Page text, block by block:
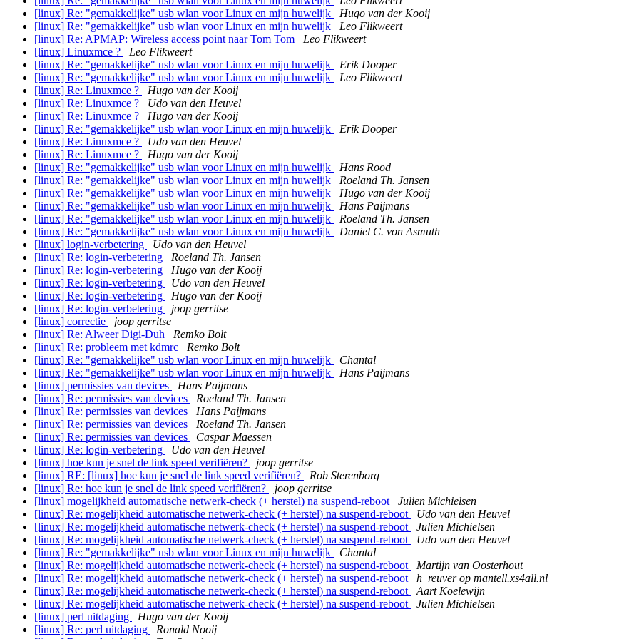
[linux] Re: "gemakkelijke" usb wlan voor Linux en mijn huwelijk
Hugo van der Kooij
[linux] Re: "gemakkelijke" usb wlan voor Linux en mijn huwelijk
Leo Flikweert
[linux] Re: APMAP: Wireless access point naar Tom Tom
Leo Flikweert
[linux] Linuxmce ?
Leo Flikweert
[linux] Re: "gemakkelijke" usb wlan voor Linux en mijn huwelijk
Erik Dooper
[linux] Re: "gemakkelijke" usb wlan voor Linux en mijn huwelijk
Leo Flikweert
[linux] Re: Linuxmce ?
Hugo van der Kooij
[linux] Re: Linuxmce ?
Udo van den Heuvel
[linux] Re: Linuxmce ?
Hugo van der Kooij
[linux] Re: "gemakkelijke" usb wlan voor Linux en mijn huwelijk
Erik Dooper
[linux] Re: Linuxmce ?
Udo van den Heuvel
[linux] Re: Linuxmce ?
Hugo van der Kooij
[linux] Re: "gemakkelijke" usb wlan voor Linux en mijn huwelijk
Hans Rood
[linux] Re: "gemakkelijke" usb wlan voor Linux en mijn huwelijk
Roeland Th. Jansen
[linux] Re: "gemakkelijke" usb wlan voor Linux en mijn huwelijk
Hugo van der Kooij
[linux] Re: "gemakkelijke" usb wlan voor Linux en mijn huwelijk
Hans Paijmans
[linux] Re: "gemakkelijke" usb wlan voor Linux en mijn huwelijk
Roeland Th. Jansen
[linux] Re: "gemakkelijke" usb wlan voor Linux en mijn huwelijk
Daniel C. von Asmuth
[linux] login-verbetering
Udo van den Heuvel
[linux] Re: login-verbetering
Roeland Th. Jansen
[linux] Re: login-verbetering
Hugo van der Kooij
[linux] Re: login-verbetering
Udo van den Heuvel
[linux] Re: login-verbetering
Hugo van der Kooij
[linux] Re: login-verbetering
joop gerritse
[linux] correctie
joop gerritse
[linux] Re: Alweer Digi-Duh
Remko Bolt
[linux] Re: probleem met kdmrc
Remko Bolt
[linux] Re: "gemakkelijke" usb wlan voor Linux en mijn huwelijk
Chantal
[linux] Re: "gemakkelijke" usb wlan voor Linux en mijn huwelijk
Hans Paijmans
[linux] permissies van devices
Hans Paijmans
[linux] Re: permissies van devices
Roeland Th. Jansen
[linux] Re: permissies van devices
Hans Paijmans
[linux] Re: permissies van devices
Roeland Th. Jansen
[linux] Re: permissies van devices
Caspar Maessen
[linux] Re: login-verbetering
Udo van den Heuvel
[linux] hoe kun je snel de link speed verifiëren?
joop gerritse
[linux] RE: [linux] hoe kun je snel de link speed verifiëren?
Rob Sterenborg
[linux] Re: hoe kun je snel de link speed verifiëren?
joop gerritse
[linux] mogelijkheid automatische netwerk-check (+ herstel) na suspend-reboot
Julien Michielsen
[linux] Re: mogelijkheid automatische netwerk-check (+ herstel) na suspend-reboot
Udo van den Heuvel
[linux] Re: mogelijkheid automatische netwerk-check (+ herstel) na suspend-reboot
Julien Michielsen
[linux] Re: mogelijkheid automatische netwerk-check (+ herstel) na suspend-reboot
Udo van den Heuvel
[linux] Re: "gemakkelijke" usb wlan voor Linux en mijn huwelijk
Chantal
[linux] Re: mogelijkheid automatische netwerk-check (+ herstel) na suspend-reboot
Martijn van Oosterhout
[linux] Re: mogelijkheid automatische netwerk-check (+ herstel) na suspend-reboot
h_reuver op mantell.xs4all.nl
[linux] Re: mogelijkheid automatische netwerk-check (+ herstel) na suspend-reboot
Aart Koelewijn
[linux] Re: mogelijkheid automatische netwerk-check (+ herstel) na suspend-reboot
Julien Michielsen
[linux] perl uitdaging
Hugo van der Kooij
[linux] Re: perl uitdaging
Ronald Nooij